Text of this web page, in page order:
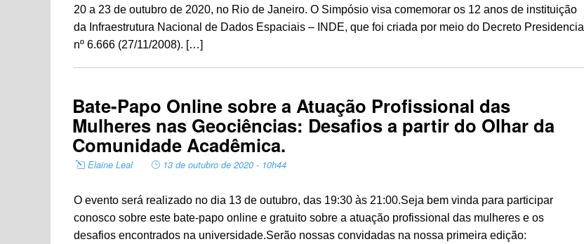
20 a 23 de outubro de 2020, no Rio de Janeiro. O Simpósio visa comemorar os 12 anos de instituição
da Infraestrutura Nacional de Dados Espaciais – INDE, que foi criada por meio do Decreto Presidencial
nº 6.666 (27/11/2008). […]
Bate-Papo Online sobre a Atuação Profissional das
Mulheres nas Geociências: Desafios a partir do Olhar da
Comunidade Acadêmica.
Elaine Leal 13 de outubro de 2020 - 10h44
O evento será realizado no dia 13 de outubro, das 19:30 às 21:00.Seja bem vinda para participar
conosco sobre este bate-papo online e gratuito sobre a atuação profissional das mulheres e os
desafios encontrados na universidade.Serão nossas convidadas na nossa primeira edição: